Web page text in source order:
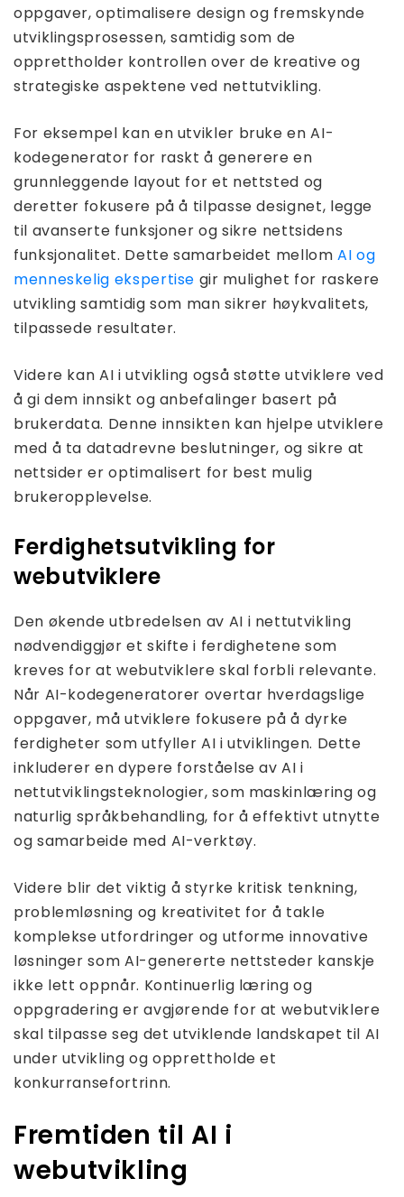
oppgaver, optimalisere design og fremskynde
utviklingsprosessen, samtidig som de
opprettholder kontrollen over de kreative og
strategiske aspektene ved nettutvikling.
For eksempel kan en utvikler bruke en AI-
kodegenerator for raskt å generere en
grunnleggende layout for et nettsted og
deretter fokusere på å tilpasse designet, legge
til avanserte funksjoner og sikre nettsidens
funksjonalitet. Dette samarbeidet mellomAI og
menneskelig ekspertise gir mulighet for raskere
utvikling samtidig som man sikrer høykvalitets,
tilpassede resultater.
Videre kan AI i utvikling også støtte utviklere ved
å gi dem innsikt og anbefalinger basert på
brukerdata. Denne innsikten kan hjelpe utviklere
med å ta datadrevne beslutninger, og sikre at
nettsider er optimalisert for best mulig
brukeropplevelse.
Ferdighetsutvikling for
webutviklere
Den økende utbredelsen av AI i nettutvikling
nødvendiggjør et skifte i ferdighetene som
kreves for at webutviklere skal forbli relevante.
Når AI-kodegeneratorer overtar hverdagslige
oppgaver, må utviklere fokusere på å dyrke
ferdigheter som utfyller AI i utviklingen. Dette
inkluderer en dypere forståelse av AI i
nettutviklingsteknologier, som maskinlæring og
naturlig språkbehandling, for å effektivt utnytte
og samarbeide med AI-verktøy.
Videre blir det viktig å styrke kritisk tenkning,
problemløsning og kreativitet for å takle
komplekse utfordringer og utforme innovative
løsninger som AI-genererte nettsteder kanskje
ikke lett oppnår. Kontinuerlig læring og
oppgradering er avgjørende for at webutviklere
skal tilpasse seg det utviklende landskapet til AI
under utvikling og opprettholde et
konkurransefortrinn.
Fremtiden til AI i
webutvikling